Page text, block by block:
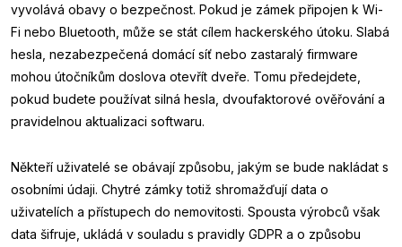
vyvolává obavy o bezpečnost. Pokud je zámek připojen k Wi-
Fi nebo Bluetooth, může se stát cílem hackerského útoku. Slabá
hesla, nezabezpečená domácí síť nebo zastaralý firmware
mohou útočníkům doslova otevřít dveře. Tomu předejdete,
pokud budete používat silná hesla, dvoufaktorové ověřování a
pravidelnou aktualizaci softwaru.
Někteří uživatelé se obávají způsobu, jakým se bude nakládat s
osobními údaji. Chytré zámky totiž shromažďují data o
uživatelích a přístupech do nemovitosti. Spousta výrobců však
data šifruje, ukládá v souladu s pravidly GDPR a o způsobu